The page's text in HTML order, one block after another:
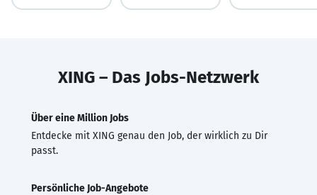
XING – Das Jobs-Netzwerk
Über eine Million Jobs
Entdecke mit XING genau den Job, der wirklich zu Dir
passt.
Persönliche Job-Angebote